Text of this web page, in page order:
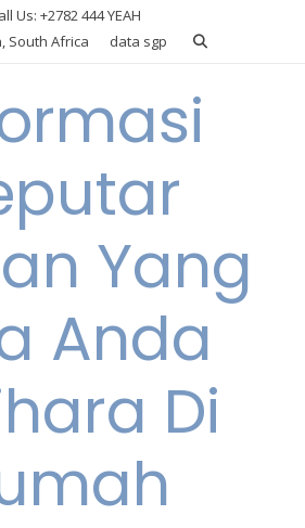
Us: +2782 444 YEAH
South Africa
data sgp
Yang
Anda
Di